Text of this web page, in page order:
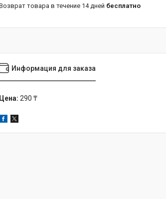
возврат товара в течение 14 дней бесплатно
Информация для заказа
Цена: 290 ₸